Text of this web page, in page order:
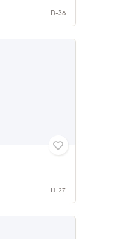
D-38
D-27